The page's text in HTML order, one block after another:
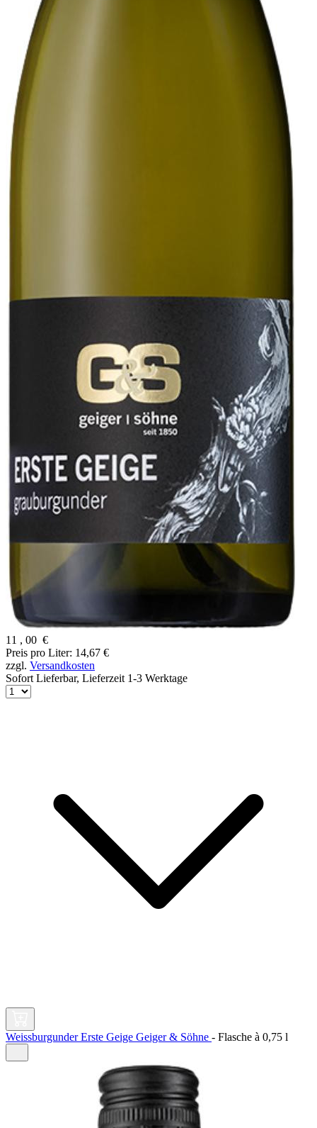
11 , 00 €
Preis pro Liter: 14,67 €
zzgl. Versandkosten
Sofort Lieferbar, Lieferzeit 1-3 Werktage
Weissburgunder Erste Geige Geiger & Söhne - Flasche à 0,75 l